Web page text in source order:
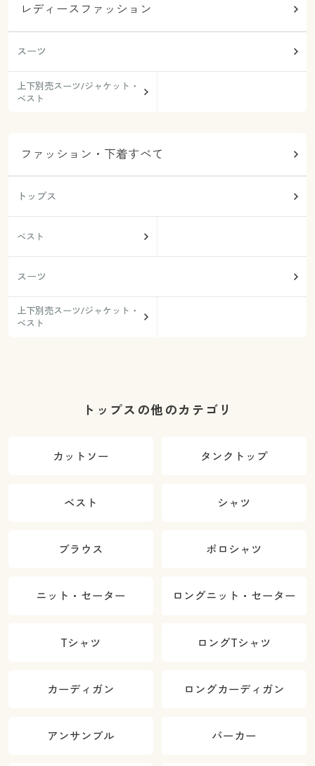
レディースファッション
スーツ
上下別売スーツ/ジャケット・
ベスト
ファッション・下着すべて
トップス
ベスト
スーツ
上下別売スーツ/ジャケット・
ベスト
トップスの他のカテゴリ
カットソー タンクトップ
ベスト シャツ
ブラウス ポロシャツ
ニット・セーター ロングニット・セーター
Tシャツ ロングTシャツ
カーディガン ロングカーディガン
アンサンブル パーカー